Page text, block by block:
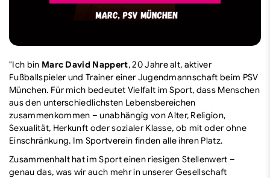
"Ich bin Marc David Nappert, 20 Jahre alt, aktiver
Fußballspieler und Trainer einer Jugendmannschaft beim PSV
München. Für mich bedeutet Vielfalt im Sport, dass Menschen
aus den unterschiedlichsten Lebensbereichen
zusammenkommen – unabhängig von Alter, Religion,
Sexualität, Herkunft oder sozialer Klasse, ob mit oder ohne
Einschränkung. Im Sportverein finden alle ihren Platz.
Zusammenhalt hat im Sport einen riesigen Stellenwert –
genau das, was wir auch mehr in unserer Gesellschaft